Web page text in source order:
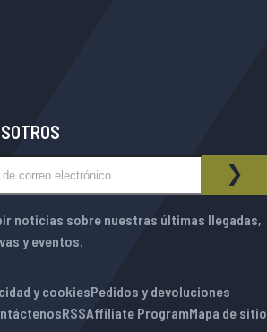
noticias sobre nuestras últimas llegadas,
y eventos.
y cookiesPedidos y devoluciones
RSSAffiliate ProgramMapa de sitio